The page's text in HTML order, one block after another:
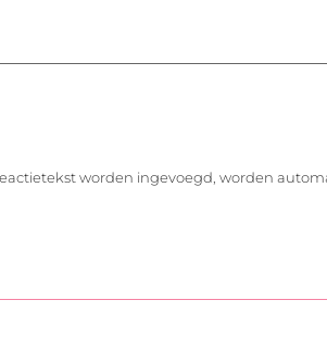
worden ingevoegd, worden